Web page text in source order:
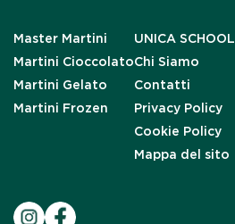
Master Martini
Martini Cioccolato
Martini Gelato
Martini Frozen
UNICA SCHOOL
Chi Siamo
Contatti
Privacy Policy
Cookie Policy
Mappa del sito